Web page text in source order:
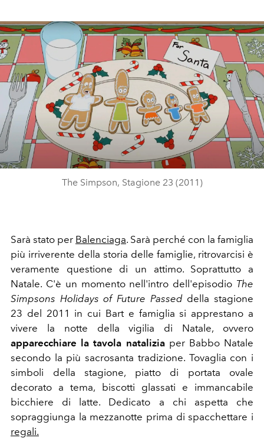
The Simpson, Stagione 23 (2011)
Sarà stato per Balenciaga. Sarà perché con la famiglia
più irriverente della storia delle famiglie, ritrovarcisi è
veramente questione di un attimo. Soprattutto a
Natale. C'è un momento nell'intro dell'episodio The
Simpsons Holidays of Future Passed della stagione
23 del 2011 in cui Bart e famiglia si apprestano a
vivere la notte della vigilia di Natale, ovvero
apparecchiare la tavola nataliziaper Babbo Natale
secondo la più sacrosanta tradizione. Tovaglia con i
simboli della stagione, piatto di portata ovale
decorato a tema, biscotti glassati e immancabile
bicchiere di latte. Dedicato a chi aspetta che
sopraggiunga la mezzanotte prima di spacchettare i
regali.